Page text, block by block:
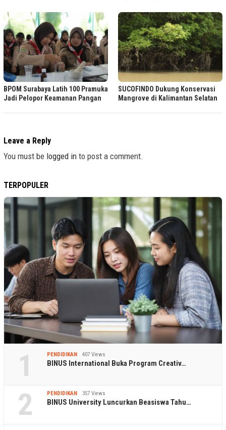
BPOM Surabaya Latih 100 Pramuka
Jadi Pelopor Keamanan Pangan
SUCOFINDO Dukung Konservasi
Mangrove di Kalimantan Selatan
Leave a Reply
You must be logged in to post a comment.
TERPOPULER
1 PENDIDIKAN 407 Views
BINUS International Buka Program Creativ…
2 PENDIDIKAN 357 Views
BINUS University Luncurkan Beasiswa Tahu…